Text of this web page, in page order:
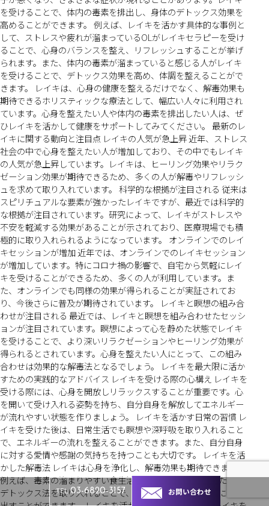
TEL03-6820-3157 お問い合わせ
を受けることで、体内の毒素を排出し、身体のデトックス効果を
高めることができます。 例えば、レイキを活かす具体的な事例と
して、ストレスや疲れが溜まっているOLがレイキセラピーを受け
ることで、心身のバランスを整え、リフレッシュすることが挙げ
られます。また、体内の毒素が溜まっていると感じる人がレイキ
を受けることで、デトックス効果を高め、体調を整えることがで
きます。 レイキは、心身の健康を整えるだけでなく、解毒効果も
期待できるホリスティックな療法として、幅広い人々に利用され
ています。心身を整えたい人や体内の毒素を排出したい人は、ぜ
ひレイキを活かして健康をサポートしてみてください。 最新のレ
イキに関する動向と注目点 レイキの人気が急上昇 近年、ストレス
社会の中で心身を整えたい人が増加しており、その中でもレイキ
の人気が急上昇しています。レイキは、ヒーリング効果やリラク
ゼーション効果が期待できるため、多くの人が解毒やリフレッシ
ュを求めて取り入れています。 科学的な根拠が注目される 従来は
スピリチュアルな要素が強かったレイキですが、最近では科学的
な根拠が注目されています。研究によって、レイキがストレスや
不安を軽減する効果があることが示されており、医療現場でも積
極的に取り入れられるようになっています。 オンラインでのレイ
キセッションが増加 近年では、オンラインでのレイキセッション
が増加しています。特にコロナ禍の影響で、自宅から気軽にレイ
キを受けることができるため、多くの人が利用しています。ま
た、オンラインでも同様の効果が得られることが実証されてお
り、今後さらに普及が期待されています。 レイキと瞑想の組み合
わせが注目される 最近では、レイキと瞑想を組み合わせたセッシ
ョンが注目されています。瞑想によって心を静めた状態でレイキ
を受けることで、より深いリラクゼーションやヒーリング効果が
得られるとされています。心身を整えたい人にとって、この組み
合わせは効果的な解毒法となるでしょう。 レイキを最大限に活か
すための実践的なアドバイス レイキを受ける際の心構え レイキを
受ける際には、心身を開放しリラックスすることが重要です。心
を開いて受け入れる姿勢を持ち、自分自身を解放してエネルギー
が流れやすい状態を作りましょう。 レイキを活かす日常の習慣 レ
イキを受けた後は、日常生活でも瞑想や深呼吸を取り入れること
で、エネルギーの流れを整えることができます。また、自分自身
に対する愛情や感謝の気持ちを持つことも大切です。 レイキを活
かした解毒法 レイキは心身を浄化し、解毒効果も期待できます。
例えば、毒素の溜まりやすい食生活を見直し、体を整えるための
デトックス法を取り入れることで、レイキの効果を最大限に引き